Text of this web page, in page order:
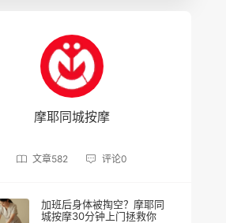
摩耶同城按摩
文章582 评论0
加班后身体被掏空？摩耶同
城按摩30分钟上门拯救你